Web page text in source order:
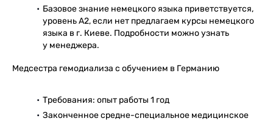
Базовое знание немецкого языка приветствуется,
уровень А2, если нет предлагаем курсы немецкого
языка в г. Киеве. Подробности можно узнать
у менеджера.
Медсестра гемодиализа с обучением в Германию
Требования: опыт работы 1 год
Законченное средне-специальное медицинское